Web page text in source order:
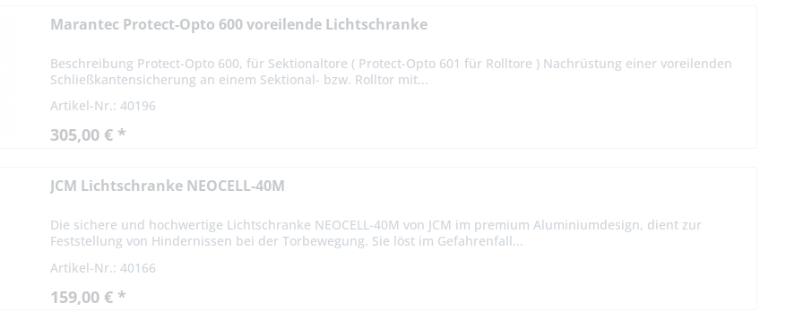
Marantec Protect-Opto 600 voreilende Lichtschranke
Beschreibung Protect-Opto 600, für Sektionaltore ( Protect-Opto 601 für Rolltore ) Nachrüstung einer voreilenden
Schließkantensicherung an einem Sektional- bzw. Rolltor mit...
Artikel-Nr.: 40196
305,00 € *
JCM Lichtschranke NEOCELL-40M
Die sichere und hochwertige Lichtschranke NEOCELL-40M von JCM im premium Aluminiumdesign, dient zur
Feststellung von Hindernissen bei der Torbewegung. Sie löst im Gefahrenfall...
Artikel-Nr.: 40166
159,00 € *